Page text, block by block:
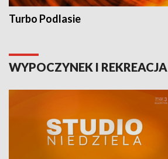
Turbo Podlasie
WYPOCZYNEK I REKREACJA